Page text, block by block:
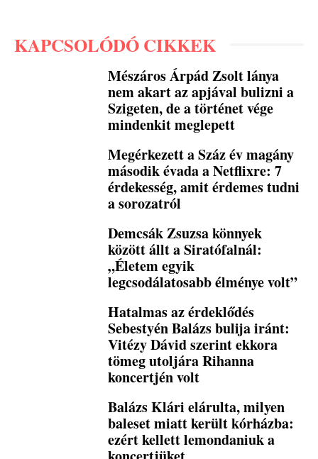
KAPCSOLÓDÓ CIKKEK
Mészáros Árpád Zsolt lánya
nem akart az apjával bulizni a
Szigeten, de a történet vége
mindenkit meglepett
Megérkezett a Száz év magány
második évada a Netflixre: 7
érdekesség, amit érdemes tudni
a sorozatról
Demcsák Zsuzsa könnyek
között állt a Siratófalnál:
„Életem egyik
legcsodálatosabb élménye volt”
Hatalmas az érdeklődés
Sebestyén Balázs bulija iránt:
Vitézy Dávid szerint ekkora
tömeg utoljára Rihanna
koncertjén volt
Balázs Klári elárulta, milyen
baleset miatt került kórházba:
ezért kellett lemondaniuk a